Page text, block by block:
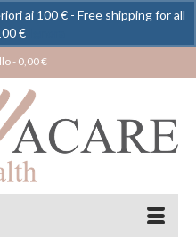
- 0,00€
ai 100 € - Free shipping for all
€